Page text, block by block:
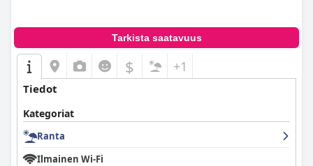
Tarkista saatavuus
$ +1
Tiedot
Kategoriat
Ranta
Ilmainen Wi-Fi